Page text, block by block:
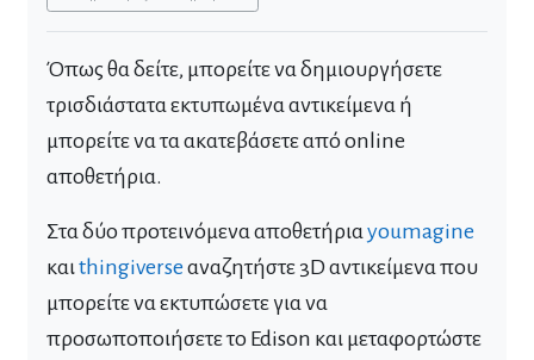
Όπως θα δείτε, μπορείτε να δημιουργήσετε
τρισδιάστατα εκτυπωμένα αντικείμενα ή
μπορείτε να τα ακατεβάσετε από online
αποθετήρια.
Στα δύο προτεινόμενα αποθετήρια youmagine
καιthingiverseαναζητήστε 3D αντικείμενα που
μπορείτε να εκτυπώσετε για να
προσωποποιήσετε το Edison και μεταφορτώστε